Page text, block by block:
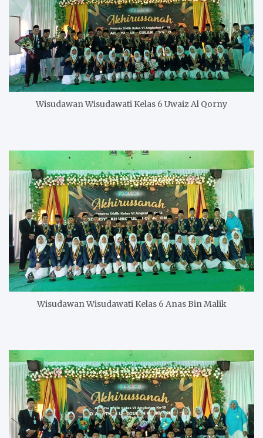
Wisudawan Wisudawati Kelas 6 Uwaiz Al Qorny
Wisudawan Wisudawati Kelas 6 Anas Bin Malik